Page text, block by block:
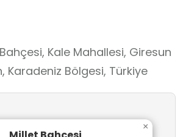
Bey ve Sırrı Paşa'nın anısına
peyzaj bitkileri bulunur.
teraslı balkon ve çay salonu,
kale suru kalıntıları,
Kale Mahallesi, Giresun
Karadeniz Bölgesi, Türkiye
×